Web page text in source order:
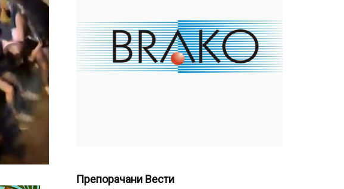
Препорачани Вести